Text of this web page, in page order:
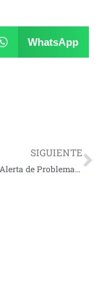
WhatsApp
SIGUIENTE
10 Señales de Alerta de Problemas Cardíacos que No Debes Ignorar